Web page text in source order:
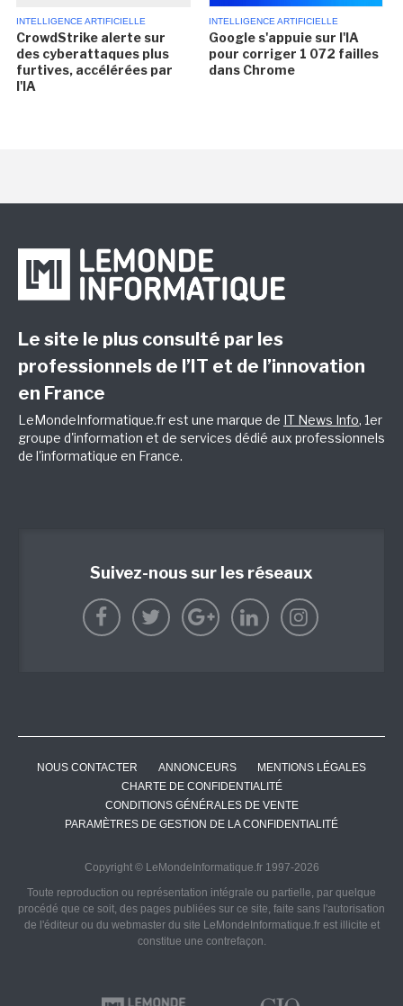
INTELLIGENCE ARTIFICIELLE
CrowdStrike alerte sur
des cyberattaques plus
furtives, accélérées par
l'IA
INTELLIGENCE ARTIFICIELLE
Google s'appuie sur l'IA
pour corriger 1 072 failles
dans Chrome
Le site le plus consulté par les
professionnels de l’IT et de l’innovation
en France
LeMondeInformatique.fr est une marque de IT News Info, 1er
groupe d'information et de services dédié aux professionnels
de l'informatique en France.
Suivez-nous sur les réseaux
NOUS CONTACTER ANNONCEURS
MENTIONS LÉGALES
CHARTE DE CONFIDENTIALITÉ
CONDITIONS GÉNÉRALES DE VENTE
PARAMÈTRES DE GESTION DE LA CONFIDENTIALITÉ
Copyright © LeMondeInformatique.fr 1997-2026
Toute reproduction ou représentation intégrale ou partielle, par quelque
procédé que ce soit, des pages publiées sur ce site, faite sans l'autorisation
de l'éditeur ou du webmaster du site LeMondeInformatique.fr est illicite et
constitue une contrefaçon.